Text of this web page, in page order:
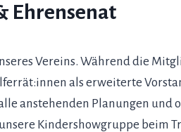
Ehrensenat
Vereins. Während die
als erweiterte
anstehenden Planungen und
Kindershowgruppe beim